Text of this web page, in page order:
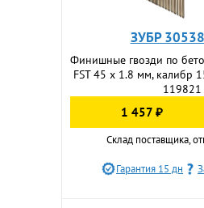
ЗУБР
Финишные гвозди по
FST 45 х 1.8 мм, калибр
119821
1 457 ₽
Склад поставщика,
Гарантия 15 дн